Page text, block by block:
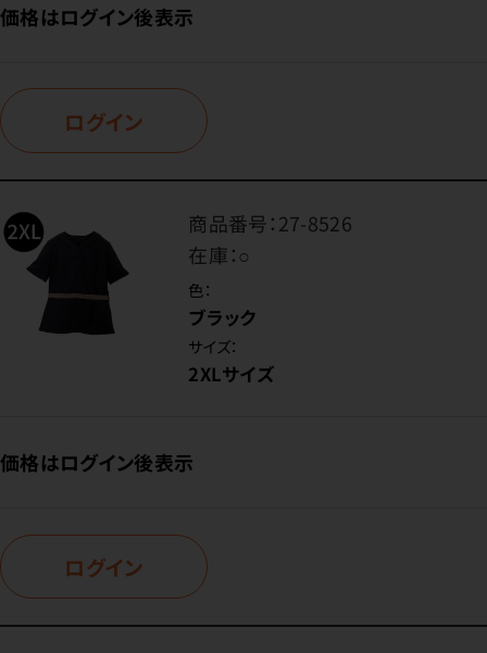
価格はログイン後表示
ログイン
商品番号：27-8526
在庫：○
色：
ブラック
サイズ：
2XLサイズ
価格はログイン後表示
ログイン